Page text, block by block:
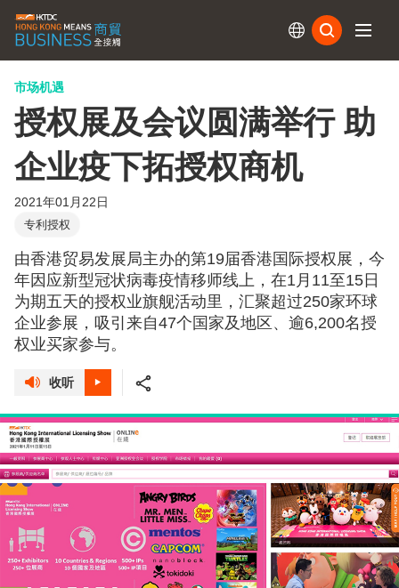
市场机遇
授权展及会议圆满举行 助
企业疫下拓授权商机
2021年01月22日
专利授权
由香港贸易发展局主办的第19届香港国际授权展，今
年因应新型冠状病毒疫情移师线上，在1月11至15日
为期五天的授权业旗舰活动里，汇聚超过250家环球
企业参展，吸引来自47个国家及地区、逾6,200名授
权业买家参与。
收听